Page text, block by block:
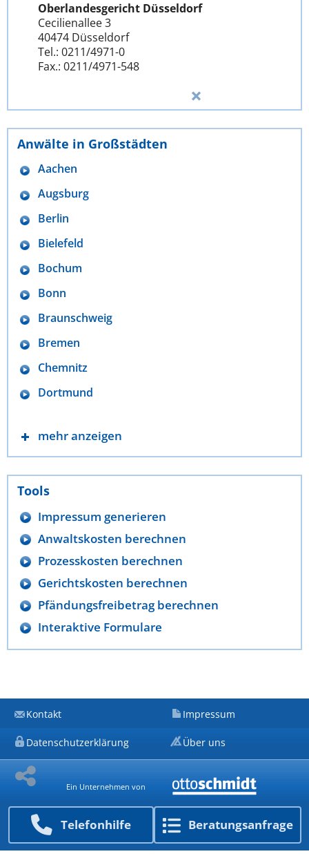
Telefon­hilfe Beratungs­anfrage
Oberlandesgericht Düsseldorf
Cecilienallee 3
40474 Düsseldorf
Tel.: 0211/4971-0
Fax.: 0211/4971-548
Anwälte in Großstädten
Aachen
Augsburg
Berlin
Bielefeld
Bochum
Bonn
Braunschweig
Bremen
Chemnitz
Dortmund
mehr anzeigen
Tools
Impressum generieren
Anwaltskosten berechnen
Prozesskosten berechnen
Gerichtskosten berechnen
Pfändungsfreibetrag berechnen
Interaktive Formulare
Kontakt Impressum
Datenschutzerklärung Über uns
Ein Unternehmen von